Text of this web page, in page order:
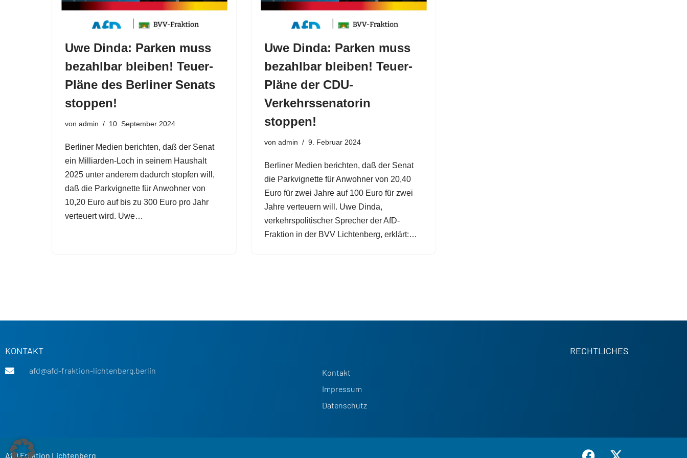
Uwe Dinda: Parken muss
bezahlbar bleiben! Teuer-
Pläne des Berliner Senats
stoppen!
von admin 10. September 2024
Berliner Medien berichten, daß der Senat
ein Milliarden-Loch in seinem Haushalt
2025 unter anderem dadurch stopfen will,
daß die Parkvignette für Anwohner von
10,20 Euro auf bis zu 300 Euro pro Jahr
verteuert wird. Uwe…
Uwe Dinda: Parken muss
bezahlbar bleiben! Teuer-
Pläne der CDU-
Verkehrssenatorin
stoppen!
von admin 9. Februar 2024
Berliner Medien berichten, daß der Senat
die Parkvignette für Anwohner von 20,40
Euro für zwei Jahre auf 100 Euro für zwei
Jahre verteuern will. Uwe Dinda,
verkehrspolitischer Sprecher der AfD-
Fraktion in der BVV Lichtenberg, erklärt:…
KONTAKT
afd@afd-fraktion-lichtenberg.berlin
RECHTLICHES
Kontakt
Impressum
Datenschutz
AfD Fraktion Lichtenberg